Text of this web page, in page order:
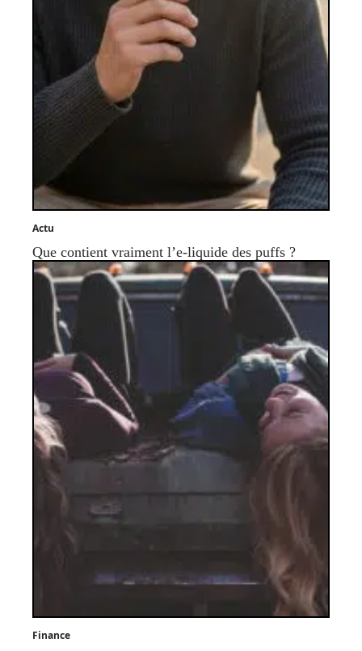
Actu
Que contient vraiment l’e-liquide des puffs ?
Finance